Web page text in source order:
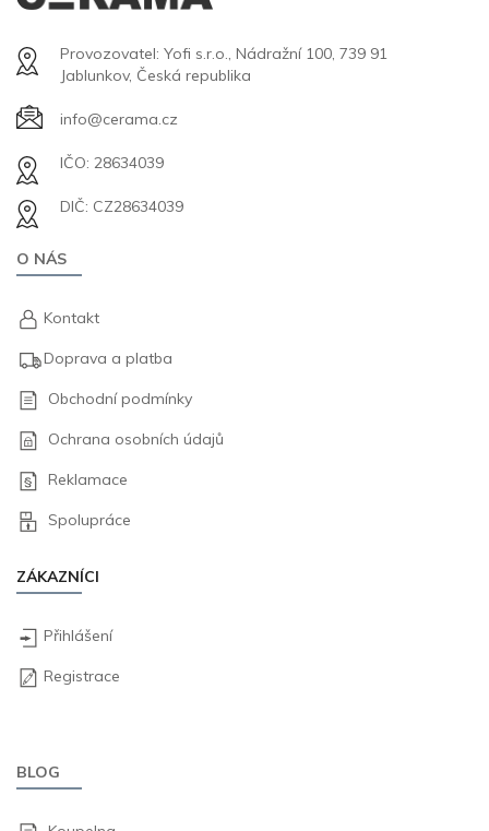
Provozovatel: Yofi s.r.o., Nádražní 100, 739 91
Jablunkov, Česká republika
info@cerama.cz
IČO: 28634039
DIČ: CZ28634039
O NÁS
Kontakt
Doprava a platba
Obchodní podmínky
Ochrana osobních údajů
Reklamace
Spolupráce
ZÁKAZNÍCI
Přihlášení
Registrace
BLOG